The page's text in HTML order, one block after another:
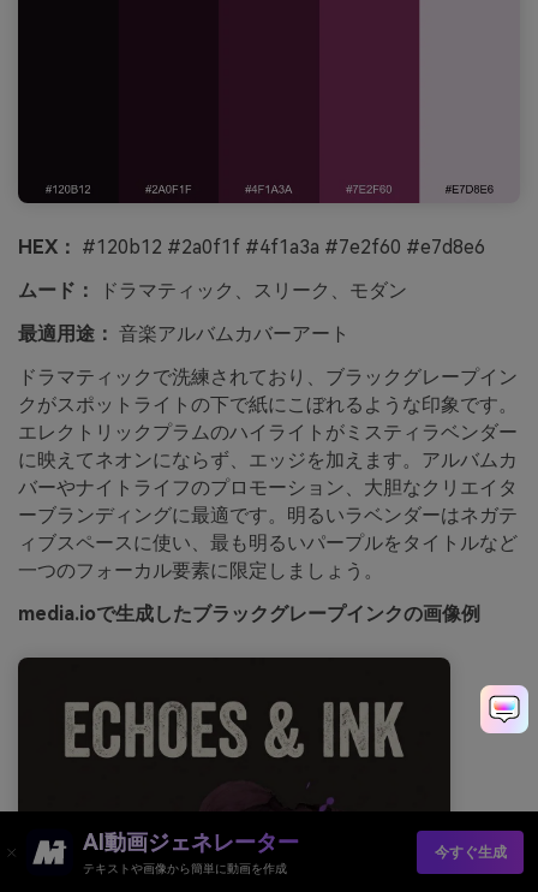
HEX： #120b12 #2a0f1f #4f1a3a #7e2f60 #e7d8e6
ムード：
ドラマティック、スリーク、モダン
最適用途： 音楽アルバムカバーアート
ドラマティックで洗練されており、ブラックグレープイン
クがスポットライトの下で紙にこぼれるような印象です。
エレクトリックプラムのハイライトがミスティラベンダー
に映えてネオンにならず、エッジを加えます。アルバムカ
バーやナイトライフのプロモーション、大胆なクリエイタ
ーブランディングに最適です。明るいラベンダーはネガテ
ィブスペースに使い、最も明るいパープルをタイトルなど
一つのフォーカル要素に限定しましょう。
media.ioで生成したブラックグレープインクの画像例
AI動画ジェネレーター
テキストや画像から簡単に動画を作成
今すぐ生成